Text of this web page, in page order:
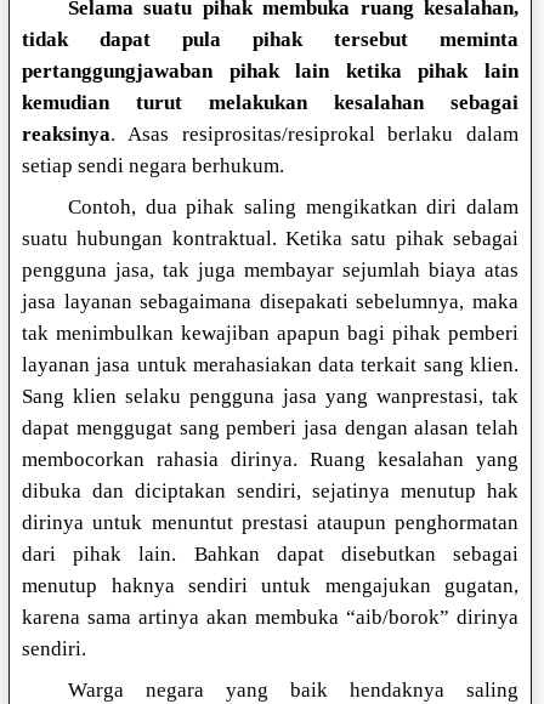
Selama suatu pihak membuka ruang kesalahan,
tidak dapat pula pihak tersebut meminta
pertanggungjawaban pihak lain ketika pihak lain
kemudian turut melakukan kesalahan sebagai
reaksinya. Asas resiprositas/resiprokal berlaku dalam
setiap sendi negara berhukum.
Contoh, dua pihak saling mengikatkan diri dalam
suatu hubungan kontraktual. Ketika satu pihak sebagai
pengguna jasa, tak juga membayar sejumlah biaya atas
jasa layanan sebagaimana disepakati sebelumnya, maka
tak menimbulkan kewajiban apapun bagi pihak pemberi
layanan jasa untuk merahasiakan data terkait sang klien.
Sang klien selaku pengguna jasa yang wanprestasi, tak
dapat menggugat sang pemberi jasa dengan alasan telah
membocorkan rahasia dirinya. Ruang kesalahan yang
dibuka dan diciptakan sendiri, sejatinya menutup hak
dirinya untuk menuntut prestasi ataupun penghormatan
dari pihak lain. Bahkan dapat disebutkan sebagai
menutup haknya sendiri untuk mengajukan gugatan,
karena sama artinya akan membuka “aib/borok” dirinya
sendiri.
Warga negara yang baik hendaknya saling